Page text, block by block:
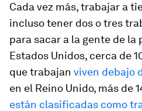
Cada vez más, trabajar a
incluso tener dos o tres
para sacar a la gente de la
Estados Unidos, cerca de
que trabajan viven debajo
en el Reino Unido, más de
están clasificadas como